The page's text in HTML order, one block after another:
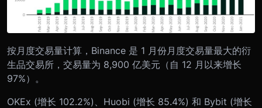
按月度交易量计算，Binance 是 1 月份月度交易量最大的衍
生品交易所，交易量为 8,900 亿美元（自 12 月以来增长
97%）。
OKEx (增长 102.2%)、Huobi (增长 85.4%) 和 Bybit (增长